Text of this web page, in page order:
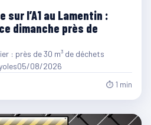
sur l’A1 au Lamentin :
dimanche près de
: près de 30 m³ de déchets
08/2026
⏱ 1 min